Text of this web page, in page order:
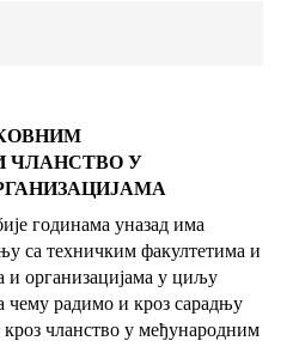
ЧЛАНСТВО У
годинама уназад има
са техничким факултетима и
организацијама у циљу
чему радимо и кроз сарадњу
чланство у међународним